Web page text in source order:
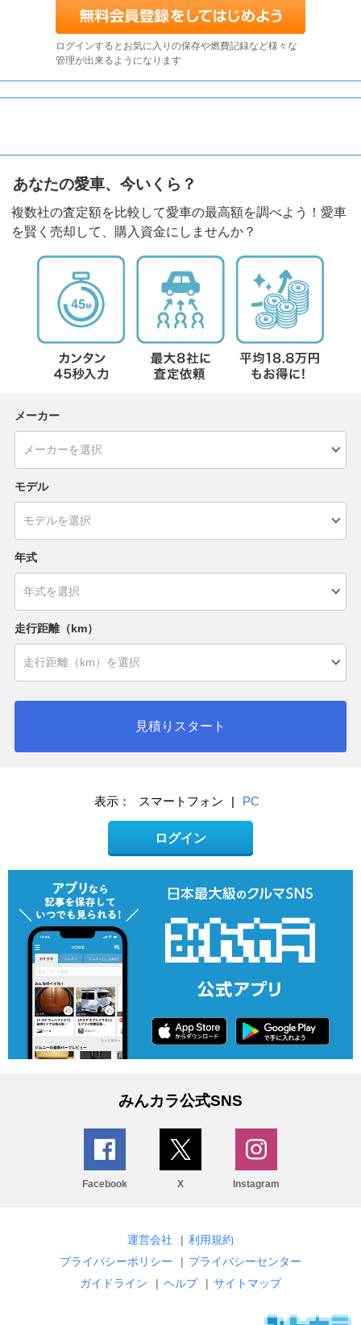
ログインするとお気に入りの保存や燃費記録など様々な
管理が出来るようになります
あなたの愛車、今いくら？
複数社の査定額を比較して愛車の最高額を調べよう！愛車
を賢く売却して、購入資金にしませんか？
メーカー
モデル
年式
走行距離（km）
見積りスタート
表示： スマートフォン PC
ログイン
みんカラ公式SNS
Facebook X Instagram
運営会社 | 利用規約
プライバシーポリシー
| プライバシーセンター
ガイドライン
| ヘルプ | サイトマップ